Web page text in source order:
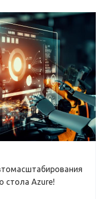
стола Azure!